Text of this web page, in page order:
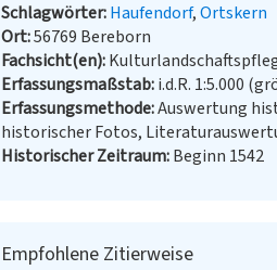
Schlagwörter Haufendorf Ortskern
Ort 56769 Bereborn
Fachsicht(en)
Erfassungsmaßstab i.d.R. 1:5.000
Erfassungsmethode Auswertung
historischer Fotos,
Historischer Zeitraum Beginn 1542
Empfohlene Zitierweise